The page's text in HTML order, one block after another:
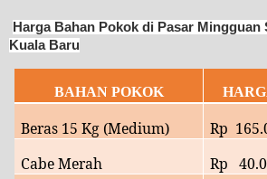
Harga Bahan Pokok di Pasar Mingguan
Kuala Baru
BAHAN POKOK
Beras 15 Kg (Medium)
Rp
Cabe Merah
Rp 40